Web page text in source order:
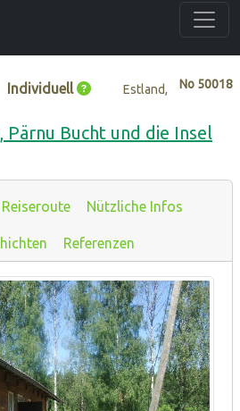
No 50018
Individuell
Estland,
Pärnu Bucht und die Insel
Reiseroute Nützliche Infos
Referenzen